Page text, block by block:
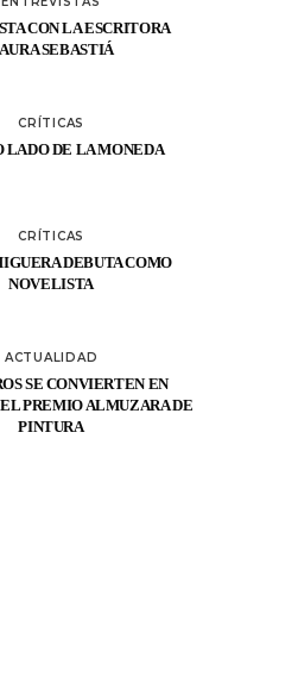
CON LA ESCRITORA
SEBASTIÁ
CRÍTICAS
LADO DE LA MONEDA
CRÍTICAS
DEBUTA COMO
NOVELISTA
ACTUALIDAD
SE CONVIERTEN EN
PREMIO ALMUZARA DE
PINTURA